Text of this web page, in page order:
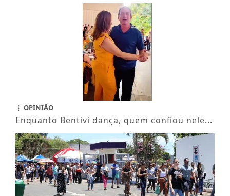
OPINIÃO
Enquanto Bentivi dança, quem confiou nele...